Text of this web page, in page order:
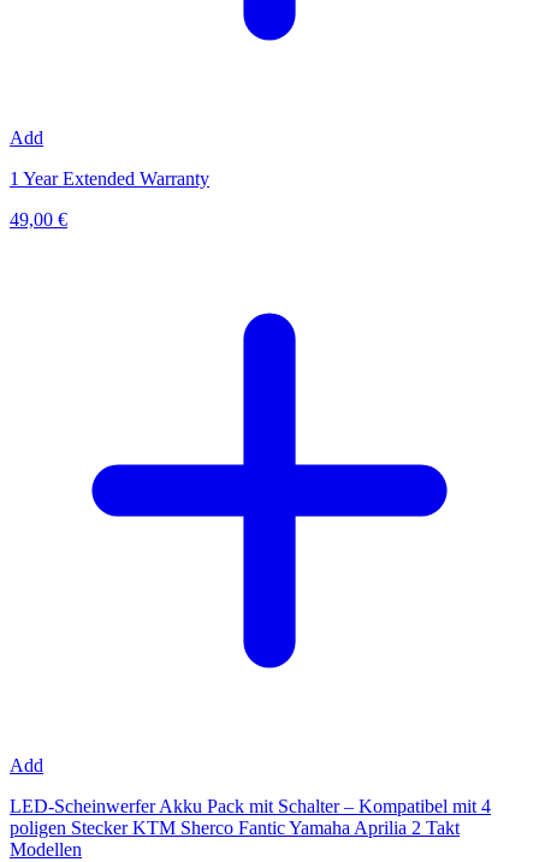
Add
1 Year Extended Warranty
49,00 €
Add
LED-Scheinwerfer Akku Pack mit Schalter – Kompatibel mit 4
poligen Stecker KTM Sherco Fantic Yamaha Aprilia 2 Takt
Modellen